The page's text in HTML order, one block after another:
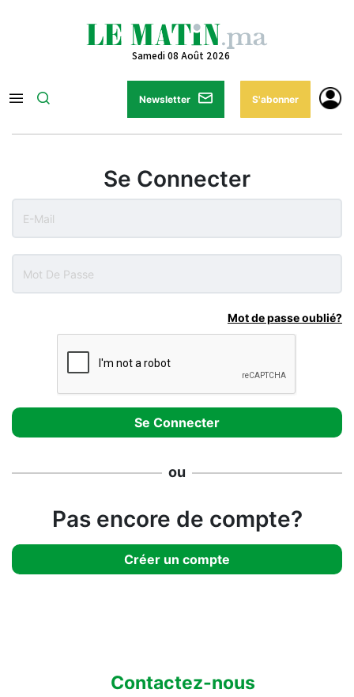
Samedi 08 Août 2026
Newsletter S'abonner
Se Connecter
Mot de passe oublié?
ou
Pas encore de compte?
Créer un compte
Contactez-nous